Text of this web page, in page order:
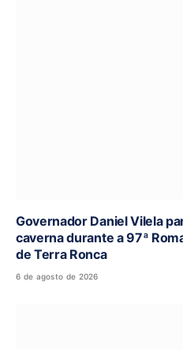
Governador Daniel Vilela
caverna durante a 97ª
de Terra Ronca
6 de agosto de 2026